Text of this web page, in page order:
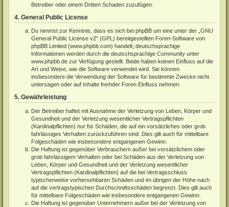
Betreiber oder einem Dritten Schaden zuzufügen.
4. General Public License
Du nimmst zur Kenntnis, dass es sich bei phpBB um eine unter der „GNU
General Public License v2“ (GPL) bereitgestellten Foren-Software von
phpBB Limited (www.phpbb.com) handelt; deutschsprachige
Informationen werden durch die deutschsprachige Community unter
www.phpbb.de zur Verfügung gestellt. Beide haben keinen Einfluss auf die
Art und Weise, wie die Software verwendet wird. Sie können
insbesondere die Verwendung der Software für bestimmte Zwecke nicht
untersagen oder auf Inhalte fremder Foren Einfluss nehmen.
5. Gewährleistung
Der Betreiber haftet mit Ausnahme der Verletzung von Leben, Körper und
Gesundheit und der Verletzung wesentlicher Vertragspflichten
(Kardinalpflichten) nur für Schäden, die auf ein vorsätzliches oder grob
fahrlässiges Verhalten zurückzuführen sind. Dies gilt auch für mittelbare
Folgeschäden wie insbesondere entgangenen Gewinn.
Die Haftung ist gegenüber Verbrauchern außer bei vorsätzlichem oder
grob fahrlässigem Verhalten oder bei Schäden aus der Verletzung von
Leben, Körper und Gesundheit und der Verletzung wesentlicher
Vertragspflichten (Kardinalpflichten) auf die bei Vertragsschluss
typischerweise vorhersehbaren Schäden und im übrigen der Höhe nach
auf die vertragstypischen Durchschnittsschäden begrenzt. Dies gilt auch
für mittelbare Folgeschäden wie insbesondere entgangenen Gewinn.
Die Haftung ist gegenüber Unternehmern außer bei der Verletzung von